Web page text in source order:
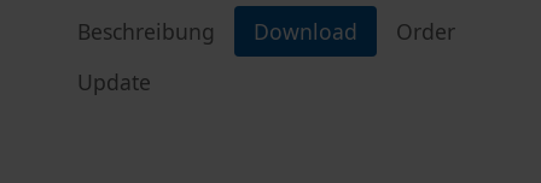
Beschreibung Download
Order
Update